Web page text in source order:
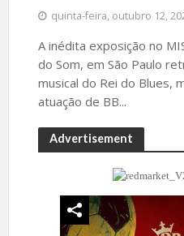
quinta-feira, outubro 12,
A inédita exposição no
do Som, em São Paulo
musical do Rei do Blues,
atuação de BB...
Advertisement